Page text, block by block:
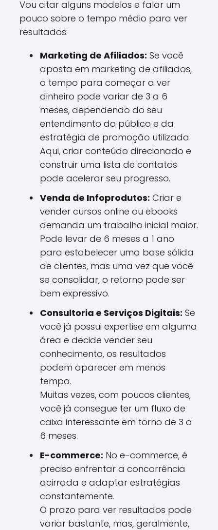
Vou citar alguns modelos e falar um
pouco sobre o tempo médio para ver
resultados:
Marketing de Afiliados: Se você
aposta em marketing de afiliados,
o tempo para começar a ver
dinheiro pode variar de 3 a 6
meses, dependendo do seu
entendimento do público e da
estratégia de promoção utilizada.
Aqui, criar conteúdo direcionado e
construir uma lista de contatos
pode acelerar seu progresso.
Venda de Infoprodutos: Criar e
vender cursos online ou ebooks
demanda um trabalho inicial maior.
Pode levar de 6 meses a 1 ano
para estabelecer uma base sólida
de clientes, mas uma vez que você
se consolidar, o retorno pode ser
bem expressivo.
Consultoria e Serviços Digitais: Se
você já possui expertise em alguma
área e decide vender seu
conhecimento, os resultados
podem aparecer em menos
tempo.
Muitas vezes, com poucos clientes,
você já consegue ter um fluxo de
caixa interessante em torno de 3 a
6 meses.
E-commerce: No e-commerce, é
preciso enfrentar a concorrência
acirrada e adaptar estratégias
constantemente.
O prazo para ver resultados pode
variar bastante, mas, geralmente,